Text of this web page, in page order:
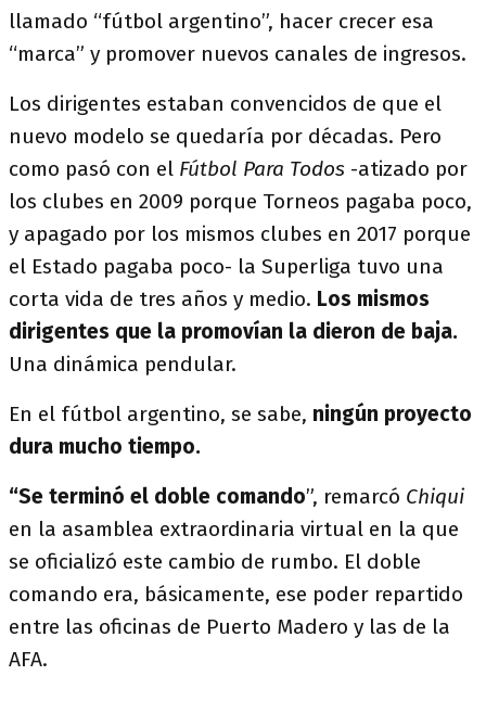
llamado “fútbol argentino”, hacer crecer esa
“marca” y promover nuevos canales de ingresos.
Los dirigentes estaban convencidos de que el
nuevo modelo se quedaría por décadas. Pero
como pasó con el Fútbol Para Todos -atizado por
los clubes en 2009 porque Torneos pagaba poco,
y apagado por los mismos clubes en 2017 porque
el Estado pagaba poco- la Superliga tuvo una
corta vida de tres años y medio. Los mismos
dirigentes que la promovían la dieron de baja.
Una dinámica pendular.
En el fútbol argentino, se sabe, ningún proyecto
dura mucho tiempo.
“Se terminó el doble comando”, remarcó Chiqui
en la asamblea extraordinaria virtual en la que
se oficializó este cambio de rumbo. El doble
comando era, básicamente, ese poder repartido
entre las oficinas de Puerto Madero y las de la
AFA.